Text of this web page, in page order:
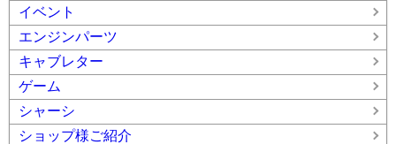
イベント
エンジンパーツ
キャブレター
ゲーム
シャーシ
ショップ様ご紹介